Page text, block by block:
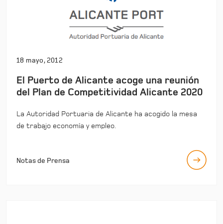
18 mayo, 2012
El Puerto de Alicante acoge una reunión
del Plan de Competitividad Alicante 2020
La Autoridad Portuaria de Alicante ha acogido la mesa
de trabajo economía y empleo.
Notas de Prensa